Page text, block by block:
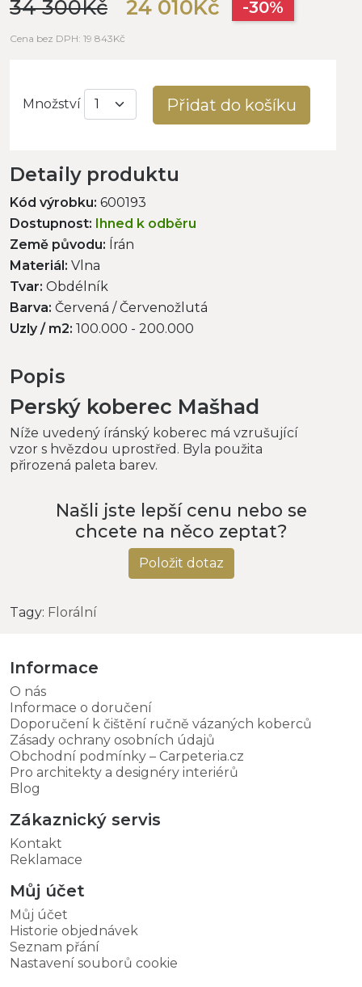
34 300Kč 24 010Kč -30%
Cena bez DPH: 19 843Kč
Množství Přidat do košíku
Detaily produktu
Kód výrobku: 600193
Dostupnost: Ihned k odběru
Země původu: Írán
Materiál: Vlna
Tvar: Obdélník
Barva: Červená / Červenožlutá
Uzly / m2: 100.000 - 200.000
Popis
Perský koberec Mašhad
Níže uvedený íránský koberec má vzrušující
vzor s hvězdou uprostřed. Byla použita
přirozená paleta barev.
Našli jste lepší cenu nebo se
chcete na něco zeptat?
Položit dotaz
Tagy: Florální
Informace
O nás
Informace o doručení
Doporučení k čištění ručně vázaných koberců
Zásady ochrany osobních údajů
Obchodní podmínky – Carpeteria.cz
Pro architekty a designéry interiérů
Blog
Zákaznický servis
Kontakt
Reklamace
Můj účet
Můj účet
Historie objednávek
Seznam přání
Nastavení souborů cookie